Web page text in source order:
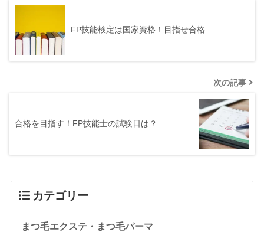
FP技能検定は国家資格！目指せ合格
次の記事
合格を目指す！FP技能士の試験日は？
カテゴリー
まつ毛エクステ・まつ毛パーマ